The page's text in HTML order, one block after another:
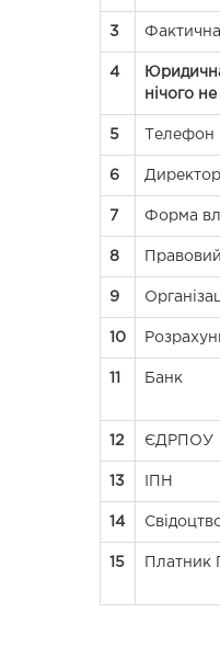
3
4
нічого
5 Телефон
6 Директор
7 Форма
8
9
10
11 Банк
12 ЄДРПОУ
13 ІПН
14
15 Платник